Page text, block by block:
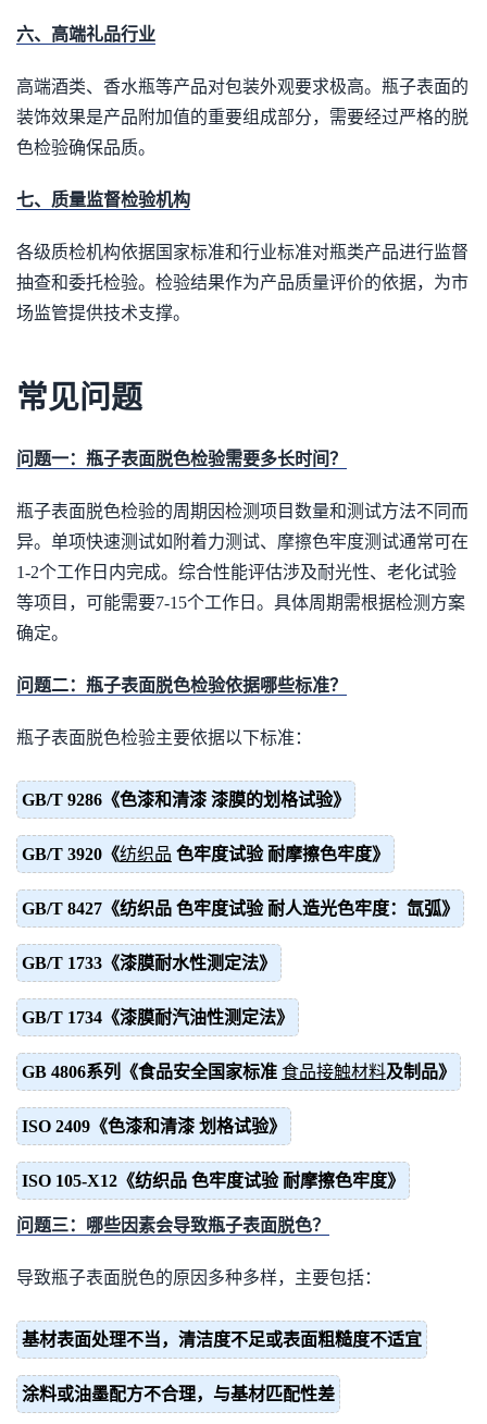
六、高端礼品行业
高端酒类、香水瓶等产品对包装外观要求极高。瓶子表面的
装饰效果是产品附加值的重要组成部分，需要经过严格的脱
色检验确保品质。
七、质量监督检验机构
各级质检机构依据国家标准和行业标准对瓶类产品进行监督
抽查和委托检验。检验结果作为产品质量评价的依据，为市
场监管提供技术支撑。
常见问题
问题一：瓶子表面脱色检验需要多长时间？
瓶子表面脱色检验的周期因检测项目数量和测试方法不同而
异。单项快速测试如附着力测试、摩擦色牢度测试通常可在
1-2个工作日内完成。综合性能评估涉及耐光性、老化试验
等项目，可能需要7-15个工作日。具体周期需根据检测方案
确定。
问题二：瓶子表面脱色检验依据哪些标准？
瓶子表面脱色检验主要依据以下标准：
GB/T 9286《色漆和清漆 漆膜的划格试验》
GB/T 3920《纺织品 色牢度试验 耐摩擦色牢度》
GB/T 8427《纺织品 色牢度试验 耐人造光色牢度：氙弧》
GB/T 1733《漆膜耐水性测定法》
GB/T 1734《漆膜耐汽油性测定法》
GB 4806系列《食品安全国家标准 食品接触材料及制品》
ISO 2409《色漆和清漆 划格试验》
ISO 105-X12《纺织品 色牢度试验 耐摩擦色牢度》
问题三：哪些因素会导致瓶子表面脱色？
导致瓶子表面脱色的原因多种多样，主要包括：
基材表面处理不当，清洁度不足或表面粗糙度不适宜
涂料或油墨配方不合理，与基材匹配性差